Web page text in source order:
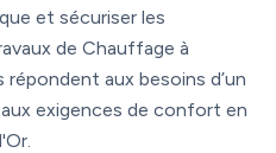
et sécuriser les
de Chauffage à
aux besoins d’un
exigences de confort en